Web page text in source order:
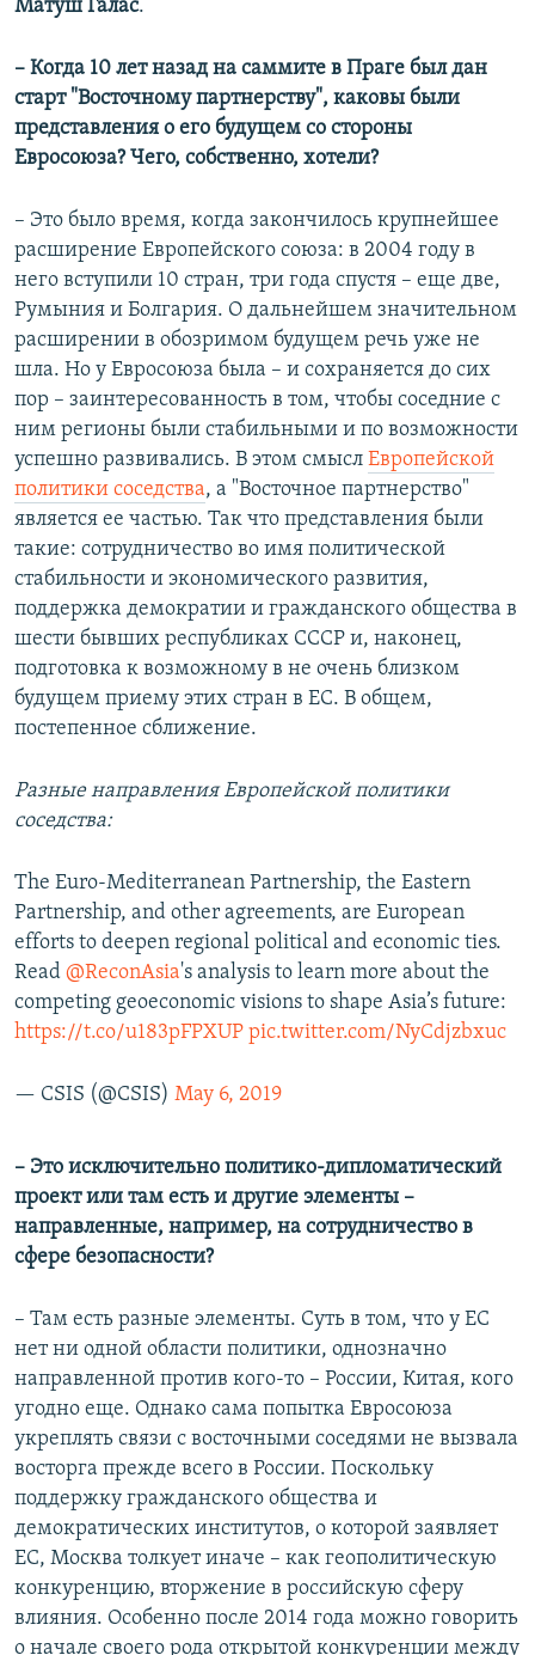
Матуш Галас.
– Когда 10 лет назад на саммите в Праге был дан
старт "Восточному партнерству", каковы были
представления о его будущем со стороны
Евросоюза? Чего, собственно, хотели?
– Это было время, когда закончилось крупнейшее
расширение Европейского союза: в 2004 году в
него вступили 10 стран, три года спустя – еще две,
Румыния и Болгария. О дальнейшем значительном
расширении в обозримом будущем речь уже не
шла. Но у Евросоюза была – и сохраняется до сих
пор – заинтересованность в том, чтобы соседние с
ним регионы были стабильными и по возможности
успешно развивались. В этом смысл Европейской
политики соседства, а "Восточное партнерство"
является ее частью. Так что представления были
такие: сотрудничество во имя политической
стабильности и экономического развития,
поддержка демократии и гражданского общества в
шести бывших республиках СССР и, наконец,
подготовка к возможному в не очень близком
будущем приему этих стран в ЕС. В общем,
постепенное сближение.
Разные направления Европейской политики
соседства:
The Euro-Mediterranean Partnership, the Eastern
Partnership, and other agreements, are European
efforts to deepen regional political and economic ties.
Read @ReconAsia's analysis to learn more about the
competing geoeconomic visions to shape Asia’s future:
https://t.co/u183pFPXUP pic.twitter.com/NyCdjzbxuc
— CSIS (@CSIS) May 6, 2019
​– Это исключительно политико-дипломатический
проект или там есть и другие элементы –
направленные, например, на сотрудничество в
сфере безопасности?
– Там есть разные элементы. Суть в том, что у ЕС
нет ни одной области политики, однозначно
направленной против кого-то – России, Китая, кого
угодно еще. Однако сама попытка Евросоюза
укреплять связи с восточными соседями не вызвала
восторга прежде всего в России. Поскольку
поддержку гражданского общества и
демократических институтов, о которой заявляет
ЕС, Москва толкует иначе – как геополитическую
конкуренцию, вторжение в российскую сферу
влияния. Особенно после 2014 года можно говорить
о начале своего рода открытой конкуренции между